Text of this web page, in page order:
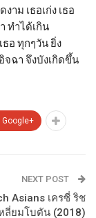
าม เธอเก่ง เธอ
ทำได้เกิน
อ ทุกๆวัน ยิ่ง
จฉา จึงบังเกิดขึ้น
Google+
NEXT POST
Asians เครซี่ ริช
หลี่ยมโบตัน (2018)